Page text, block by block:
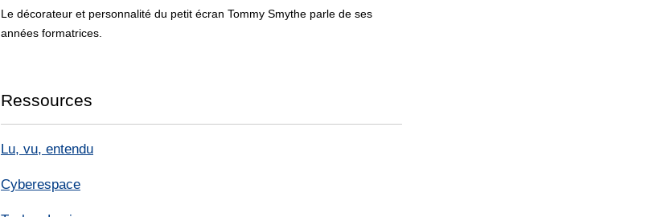
Le décorateur et personnalité du petit écran Tommy Smythe parle de ses
années formatrices.
Ressources
Lu, vu, entendu
Cyberespace